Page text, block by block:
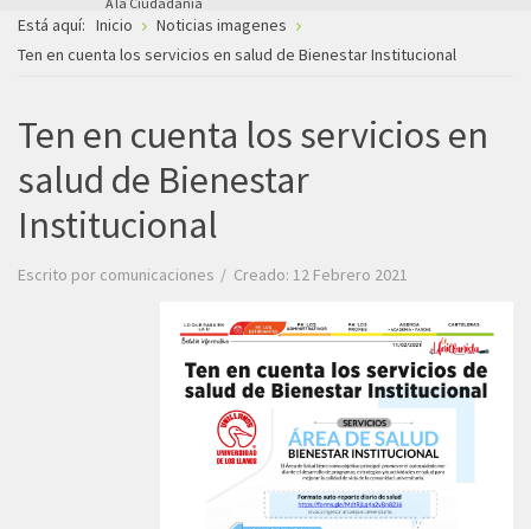
Está aquí: Inicio
Noticias imagenes
Ten en cuenta los servicios en salud de Bienestar Institucional
Ten en cuenta los servicios en
salud de Bienestar
Institucional
Escrito por comunicaciones Creado: 12 Febrero 2021